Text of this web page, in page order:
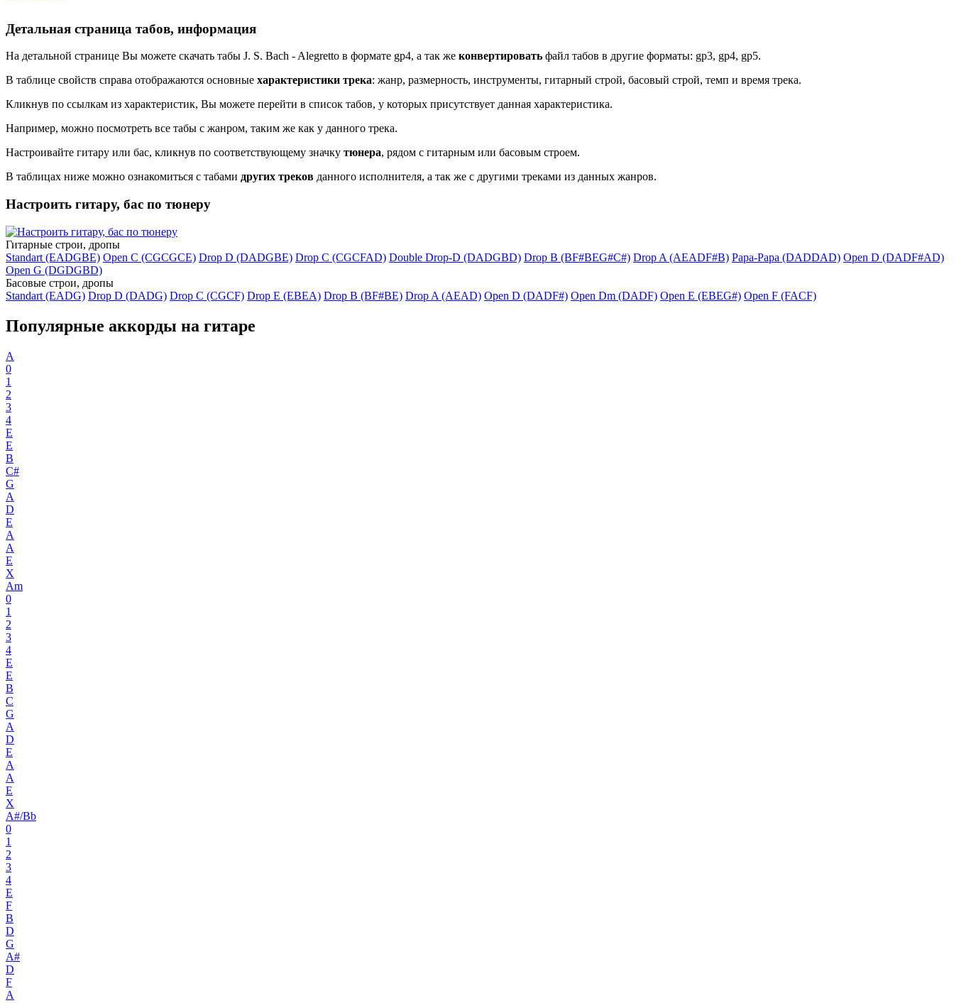
Детальная страница табов, информация
На детальной странице Вы можете скачать табы J. S. Bach - Alegretto в формате gp4, а так же конвертировать файл табов в другие форматы: gp3, gp4, gp5.
В таблице свойств справа отображаются основные характеристики трека: жанр, размерность, инструменты, гитарный строй, басовый строй, темп и время трека.
Кликнув по ссылкам из характеристик, Вы можете перейти в список табов, у которых присутствует данная характеристика.
Например, можно посмотреть все табы с жанром, таким же как у данного трека.
Настроивайте гитару или бас, кликнув по соответствующему значку тюнера, рядом с гитарным или басовым строем.
В таблицах ниже можно ознакомиться с табами других треков данного исполнителя, а так же с другими треками из данных жанров.
Настроить гитару, бас по тюнеру
Гитарные строи, дропы
Standart (EADGBE) Open C (CGCGCE) Drop D (DADGBE) Drop C (CGCFAD) Double Drop-D (DADGBD) Drop B (BF#BEG#C#) Drop A (AEADF#B) Papa-Papa (DADDAD) Open D (DADF#AD)
Open G (DGDGBD)
Басовые строи, дропы
Standart (EADG) Drop D (DADG) Drop C (CGCF) Drop E (EBEA) Drop B (BF#BE) Drop A (AEAD) Open D (DADF#) Open Dm (DADF) Open E (EBEG#) Open F (FACF)
Популярные аккорды на гитаре
A
0
1
2
3
4
E
E
B
C#
G
A
D
E
A
A
E
X
Am
0
1
2
3
4
E
E
B
C
G
A
D
E
A
A
E
X
A#/Bb
0
1
2
3
4
E
F
B
D
G
A#
D
F
A